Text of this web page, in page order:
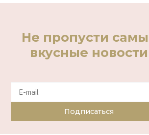
Не пропусти
вкусные новости
Подписаться